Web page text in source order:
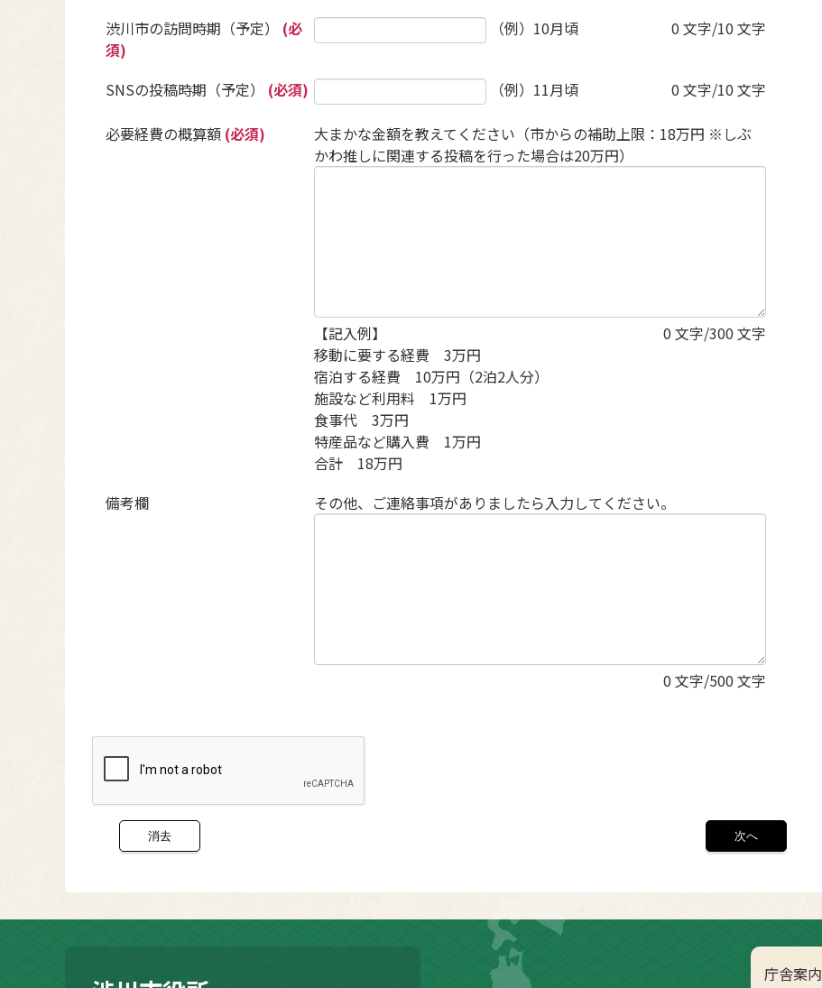
渋川市の訪問時期（予定） (必
須)
（例）10月頃 0 文字/10 文字
SNSの投稿時期（予定） (必須) （例）11月頃 0 文字/10 文字
必要経費の概算額 (必須)
大まかな金額を教えてください（市からの補助上限：18万円 ※しぶ
かわ推しに関連する投稿を行った場合は20万円）
0 文字/300 文字
【記入例】
移動に要する経費 3万円
宿泊する経費 10万円（2泊2人分）
施設など利用料 1万円
食事代 3万円
特産品など購入費 1万円
合計 18万円
備考欄
その他、ご連絡事項がありましたら入力してください。
0 文字/500 文字
庁舎案内